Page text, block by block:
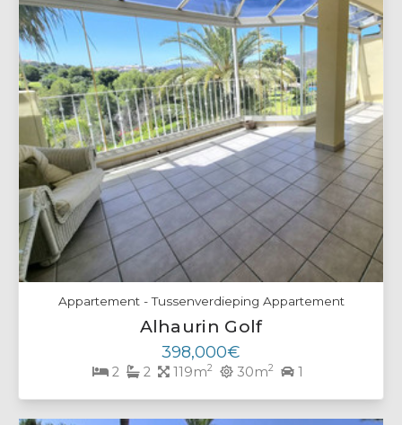
Appartement - Tussenverdieping Appartement
Alhaurin Golf
398,000€
2 2 119m2 30m2 1